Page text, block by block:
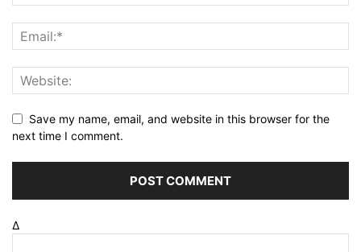
Save my name, email, and website in this browser for the
next time I comment.
Δ